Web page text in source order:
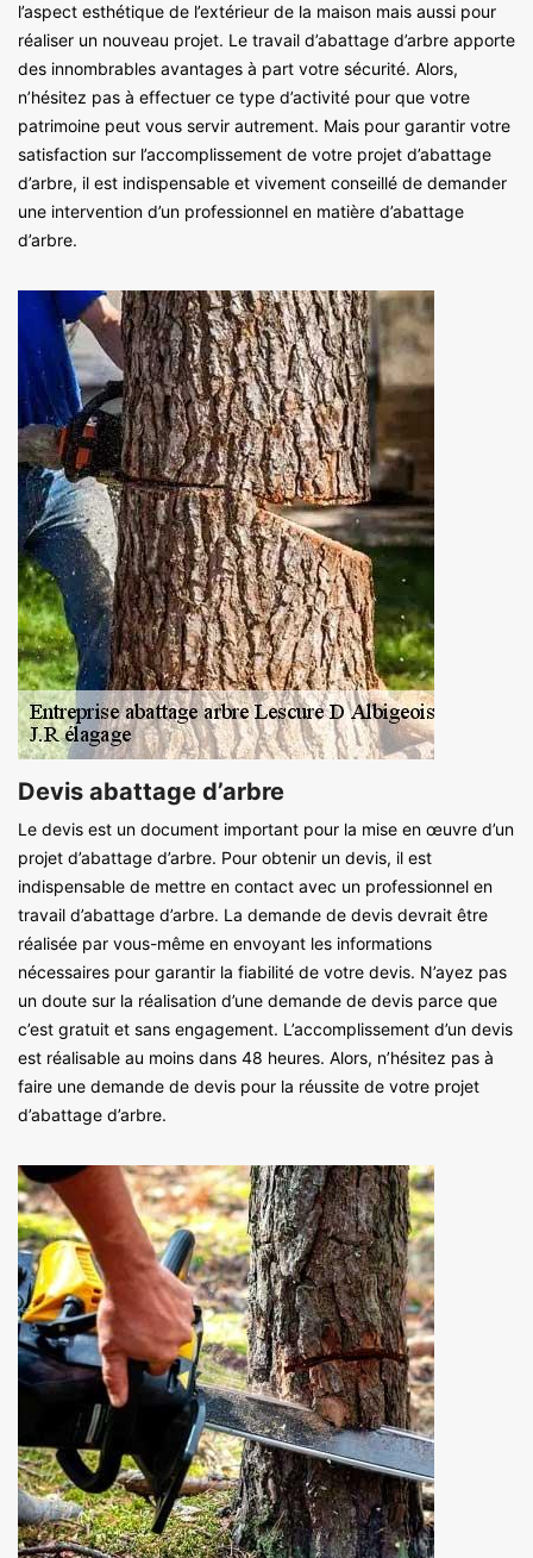
l’aspect esthétique de l’extérieur de la maison mais aussi pour
réaliser un nouveau projet. Le travail d’abattage d’arbre apporte
des innombrables avantages à part votre sécurité. Alors,
n’hésitez pas à effectuer ce type d’activité pour que votre
patrimoine peut vous servir autrement. Mais pour garantir votre
satisfaction sur l’accomplissement de votre projet d’abattage
d’arbre, il est indispensable et vivement conseillé de demander
une intervention d’un professionnel en matière d’abattage
d’arbre.
Devis abattage d’arbre
Le devis est un document important pour la mise en œuvre d’un
projet d’abattage d’arbre. Pour obtenir un devis, il est
indispensable de mettre en contact avec un professionnel en
travail d’abattage d’arbre. La demande de devis devrait être
réalisée par vous-même en envoyant les informations
nécessaires pour garantir la fiabilité de votre devis. N’ayez pas
un doute sur la réalisation d’une demande de devis parce que
c’est gratuit et sans engagement. L’accomplissement d’un devis
est réalisable au moins dans 48 heures. Alors, n’hésitez pas à
faire une demande de devis pour la réussite de votre projet
d’abattage d’arbre.